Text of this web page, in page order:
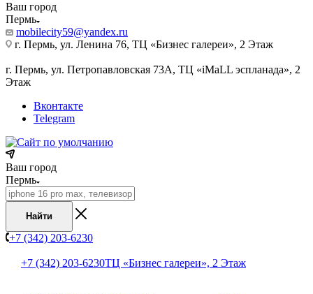
Ваш город
Пермь
mobilecity59@yandex.ru
г. Пермь, ул. Ленина 76, ТЦ «Бизнес галереи», 2 Этаж
г. Пермь, ул. Петропавловская 73А, ТЦ «iMaLL эспланада», 2
Этаж
Вконтакте
Telegram
Ваш город
Пермь
Найти
+7 (342) 203-6230
+7 (342) 203-6230ТЦ «Бизнес галереи», 2 Этаж